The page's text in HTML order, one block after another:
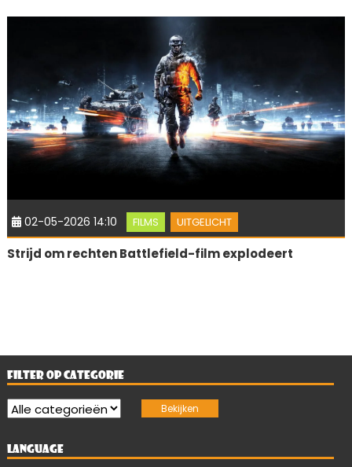
02-05-2026 14:10 FILMS UITGELICHT
Strijd om rechten Battlefield-film explodeert
FILTER OP CATEGORIE
LANGUAGE